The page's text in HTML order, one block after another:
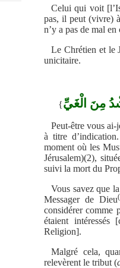
Celui qui voit
pas, il peut (vivre)
n’y a pas de mal en
Le Chrétien et le
unicitaire.
{مِنَ الْغَيِّ
Peut-être vous
à titre
moment où les
Jérusalem)(2),
suivi la mort du
Vous savez que
Messager de Dieu
considérer comme
étaient intéressés
Religion].
Malgré cela,
relevèrent le tribut (